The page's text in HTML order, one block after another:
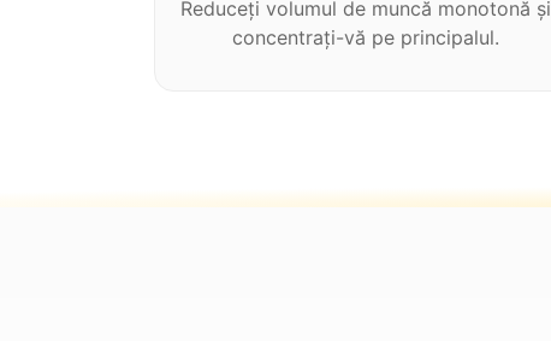
Reduceți volumul de muncă monotonă și
concentrați-vă pe principalul.